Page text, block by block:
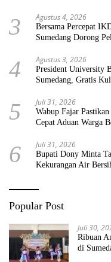
3 Agustus 4, 2026
Bersama Percepat
Sumedang Dorong
4 Agustus 3, 2026
President University
Sumedang, Gratis
5 Juli 31, 2026
Wabup Fajar
Cepat Aduan Warga
6 Juli 31, 2026
Bupati Dony Minta
Kekurangan Air
Popular Post
Juli 30,
Ribuan
di